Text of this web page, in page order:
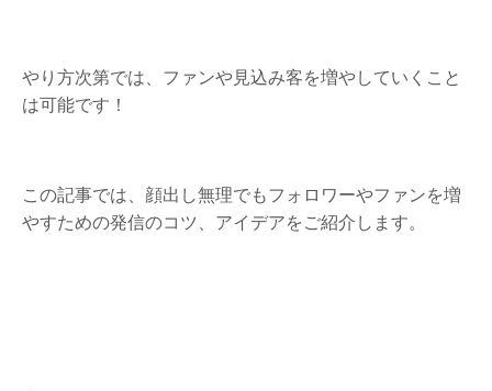
やり方次第では、ファンや見込み客を増やしていくこと
は可能です！
この記事では、顔出し無理でもフォロワーやファンを増
やすための発信のコツ、アイデアをご紹介します。